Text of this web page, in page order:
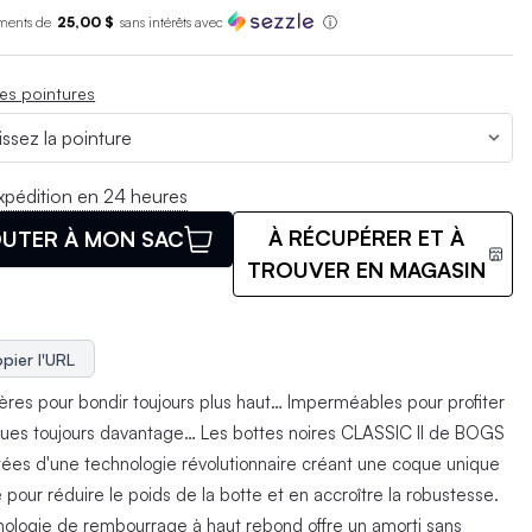
de 25,00 $ sans intérêts avec ⓘ
pointures
en 24 heures
À MON SAC
À RÉCUPÉRER ET À
TROUVER EN MAGASIN
l'URL
pour bondir toujours plus haut… Imperméables pour profiter
toujours davantage… Les bottes noires CLASSIC II de BOGS
d'une technologie révolutionnaire créant une coque unique
pour réduire le poids de la botte et en accroître la robustesse.
de rembourrage à haut rebond offre un amorti sans